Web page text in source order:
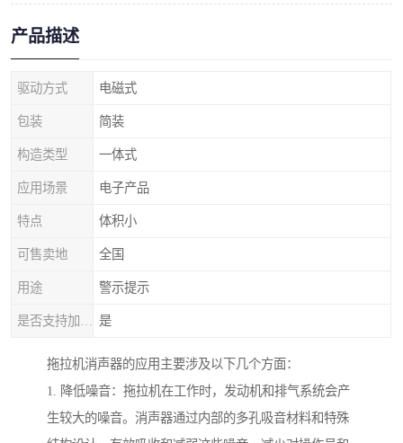
产品描述
驱动方式 电磁式
包装 简装
构造类型 一体式
应用场景 电子产品
特点 体积小
可售卖地 全国
用途 警示提示
是
拖拉机消声器的应用主要涉及以下几个方面：
1. 降低噪音：拖拉机在工作时，发动机和排气系统会产
生较大的噪音。消声器通过内部的多孔吸音材料和特殊